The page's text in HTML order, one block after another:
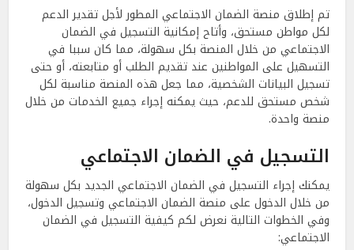
تم إطلاق منصة الضمان الاجتماعي المطور لأجل تقدير الدعم
لكل مواطن مستحق، وأتاح إمكانية التسجيل في الضمان
الاجتماعي من خلال المنصة بكل سهولة، مما كان سببا في
التسهيل على المواطنين عند تقديم الطلب أو متابعته، أو حتى
تسجيل البيانات الشخصية، مما جعل هذه المنصة مناسبة لكل
شخص مستحق للدعم، حيث يمكنه إجراء جميع الخدمات من خلال
منصة واحدة.
التسجيل في الضمان الاجتماعي
يمكنك إجراء التسجيل في الضمان الاجتماعي الجديد بكل سهولة
من خلال الدخول على منصة الضمان الاجتماعي وتسجيل الدخول،
وفي الخطوات التالية نعرض لكم كيفية التسجيل في الضمان
الاجتماعي: